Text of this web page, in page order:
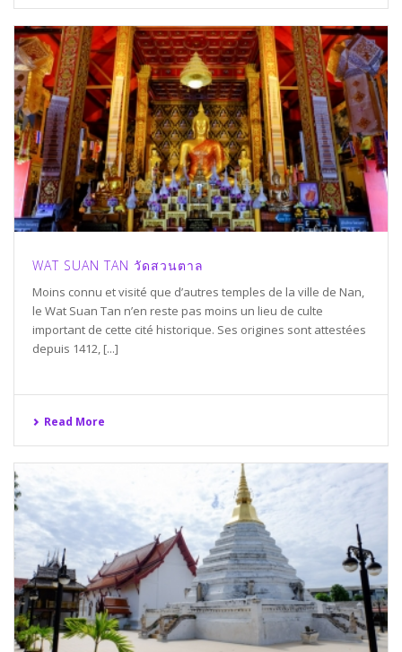
WAT SUAN TAN วัดสวนตาล
Moins connu et visité que d’autres temples de la ville de Nan,
le Wat Suan Tan n’en reste pas moins un lieu de culte
important de cette cité historique. Ses origines sont attestées
depuis 1412, [...]
Read More